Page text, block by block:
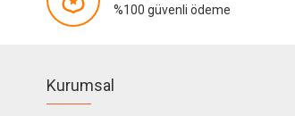
%100 güvenli ödeme
Kurumsal